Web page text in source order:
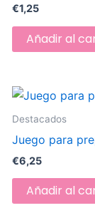
€1,25
Añadir al
Destacados
Juego para
€6,25
Añadir al